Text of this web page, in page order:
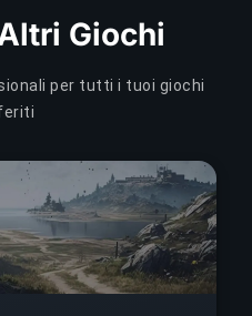
Giochi
per tutti i tuoi giochi